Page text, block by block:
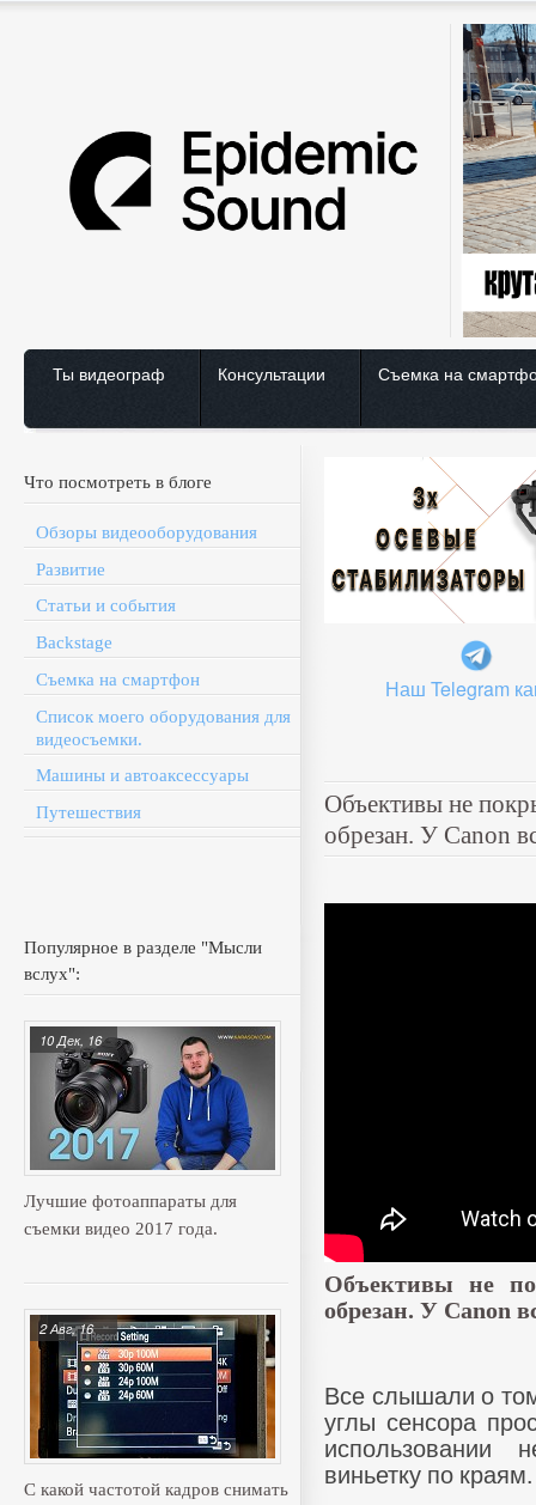
Ты видеограф Консультации Съемка на
Что посмотреть в блоге
Обзоры видеооборудования
Развитие
Статьи и события
Backstage
Съемка на смартфон
Список моего оборудования для
видеосъемки.
Машины и автоаксессуары
Путешествия
Популярное в разделе "Мысли
вслух":
Лучшие фотоаппараты для
съемки видео 2017 года.
10 Дек, 16
С какой частотой кадров снимать
2 Авг, 16
Наш Telegram
Объективы не
обрезан. У Canon
Объективы не
обрезан. У Canon
Все слышали о
углы сенсора
использовании
виньетку по краям.